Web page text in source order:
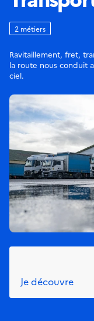
2 métiers
Ravitaillement, fret,
la route nous conduit
ciel.
Je découvre